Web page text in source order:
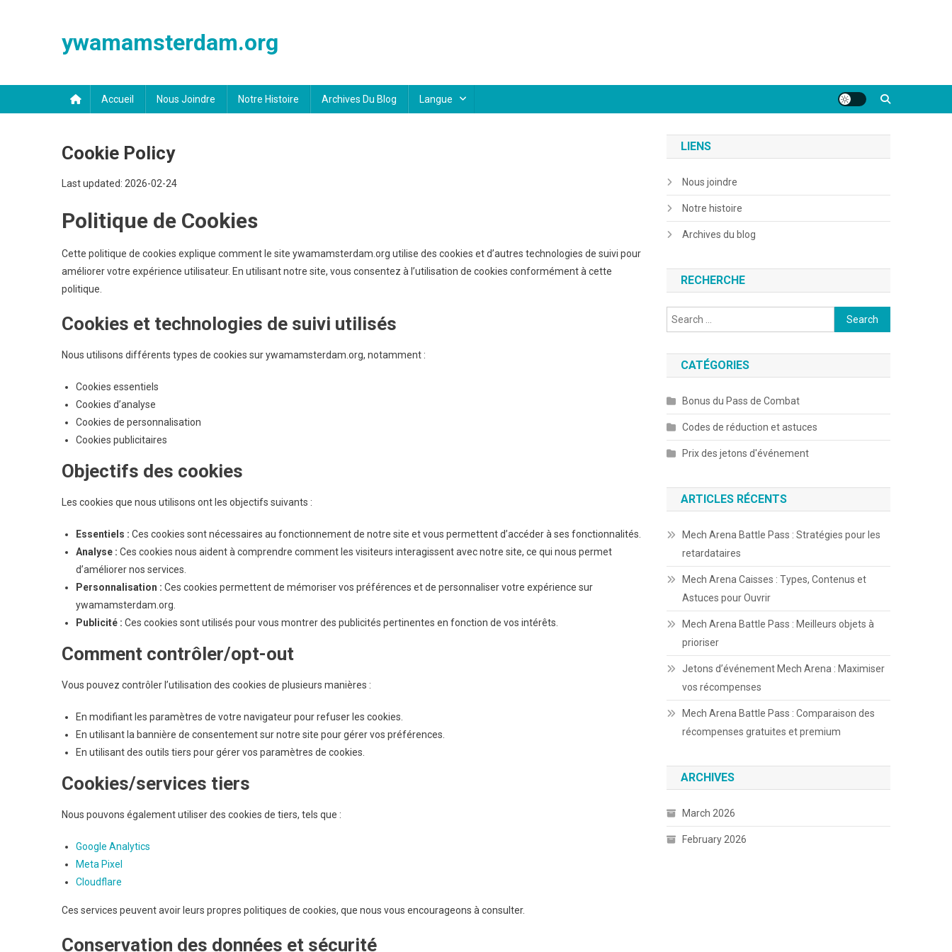
ywamamsterdam.org
Accueil Nous Joindre Notre Histoire Archives Du Blog Langue
Cookie Policy
Last updated: 2026-02-24
Politique de Cookies
Cette politique de cookies explique comment le site ywamamsterdam.org utilise des cookies et d’autres technologies de suivi pour
améliorer votre expérience utilisateur. En utilisant notre site, vous consentez à l’utilisation de cookies conformément à cette
politique.
Cookies et technologies de suivi utilisés
Nous utilisons différents types de cookies sur ywamamsterdam.org, notamment :
Cookies essentiels
Cookies d’analyse
Cookies de personnalisation
Cookies publicitaires
Objectifs des cookies
Les cookies que nous utilisons ont les objectifs suivants :
Essentiels : Ces cookies sont nécessaires au fonctionnement de notre site et vous permettent d’accéder à ses fonctionnalités.
Analyse : Ces cookies nous aident à comprendre comment les visiteurs interagissent avec notre site, ce qui nous permet
d’améliorer nos services.
Personnalisation : Ces cookies permettent de mémoriser vos préférences et de personnaliser votre expérience sur
ywamamsterdam.org.
Publicité : Ces cookies sont utilisés pour vous montrer des publicités pertinentes en fonction de vos intérêts.
Comment contrôler/opt-out
Vous pouvez contrôler l’utilisation des cookies de plusieurs manières :
En modifiant les paramètres de votre navigateur pour refuser les cookies.
En utilisant la bannière de consentement sur notre site pour gérer vos préférences.
En utilisant des outils tiers pour gérer vos paramètres de cookies.
Cookies/services tiers
Nous pouvons également utiliser des cookies de tiers, tels que :
Google Analytics
Meta Pixel
Cloudflare
Ces services peuvent avoir leurs propres politiques de cookies, que nous vous encourageons à consulter.
Conservation des données et sécurité
LIENS
Nous joindre
Notre histoire
Archives du blog
RECHERCHE
Search
for:
CATÉGORIES
Bonus du Pass de Combat
Codes de réduction et astuces
Prix des jetons d'événement
ARTICLES RÉCENTS
Mech Arena Battle Pass : Stratégies pour les
retardataires
Mech Arena Caisses : Types, Contenus et
Astuces pour Ouvrir
Mech Arena Battle Pass : Meilleurs objets à
prioriser
Jetons d’événement Mech Arena : Maximiser
vos récompenses
Mech Arena Battle Pass : Comparaison des
récompenses gratuites et premium
ARCHIVES
March 2026
February 2026